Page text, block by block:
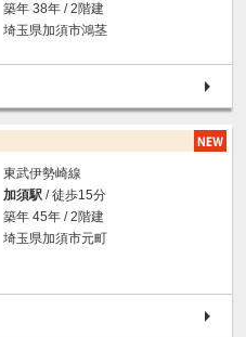
築年 38年 / 2階建
埼玉県加須市鴻茎
東武伊勢崎線
加須駅 / 徒歩15分
築年 45年 / 2階建
埼玉県加須市元町